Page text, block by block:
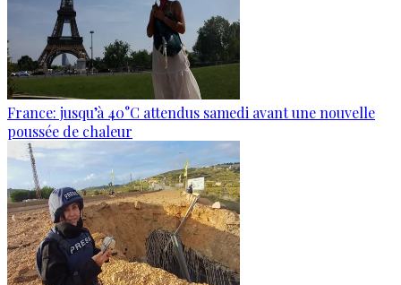
France: jusqu’à 40°C attendus samedi avant une nouvelle
poussée de chaleur